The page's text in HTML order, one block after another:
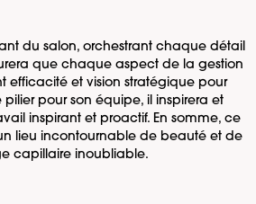
du salon, orchestrant chaque détail
que chaque aspect de la gestion
efficacité et vision stratégique pour
pour son équipe, il inspirera et
inspirant et proactif. En somme, ce
lieu incontournable de beauté et de
capillaire inoubliable.